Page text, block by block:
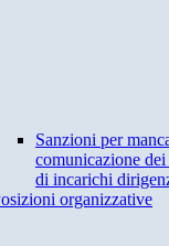
Sanzioni per
comunicazione
di incarichi
organizzative